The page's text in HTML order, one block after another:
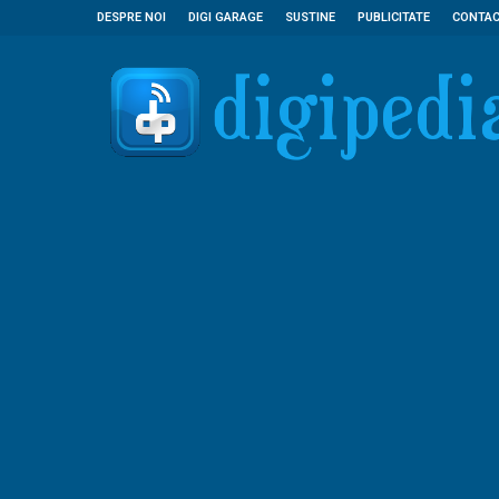
DESPRE NOI DIGI GARAGE SUSTINE PUBLICITATE